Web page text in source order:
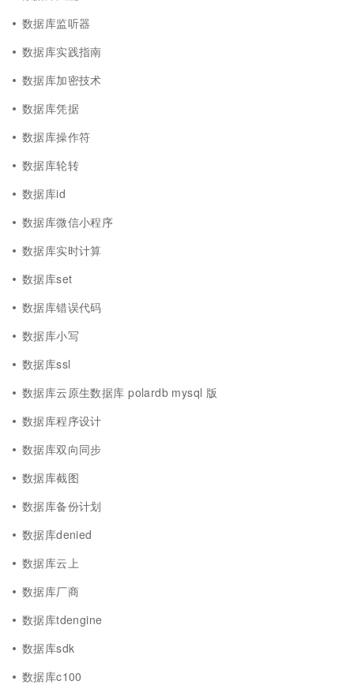
数据库监听器
数据库实践指南
数据库加密技术
数据库凭据
数据库操作符
数据库轮转
数据库id
数据库微信小程序
数据库实时计算
数据库set
数据库错误代码
数据库小写
数据库ssl
数据库云原生数据库 polardb mysql 版
数据库程序设计
数据库双向同步
数据库截图
数据库备份计划
数据库denied
数据库云上
数据库厂商
数据库tdengine
数据库sdk
数据库c100